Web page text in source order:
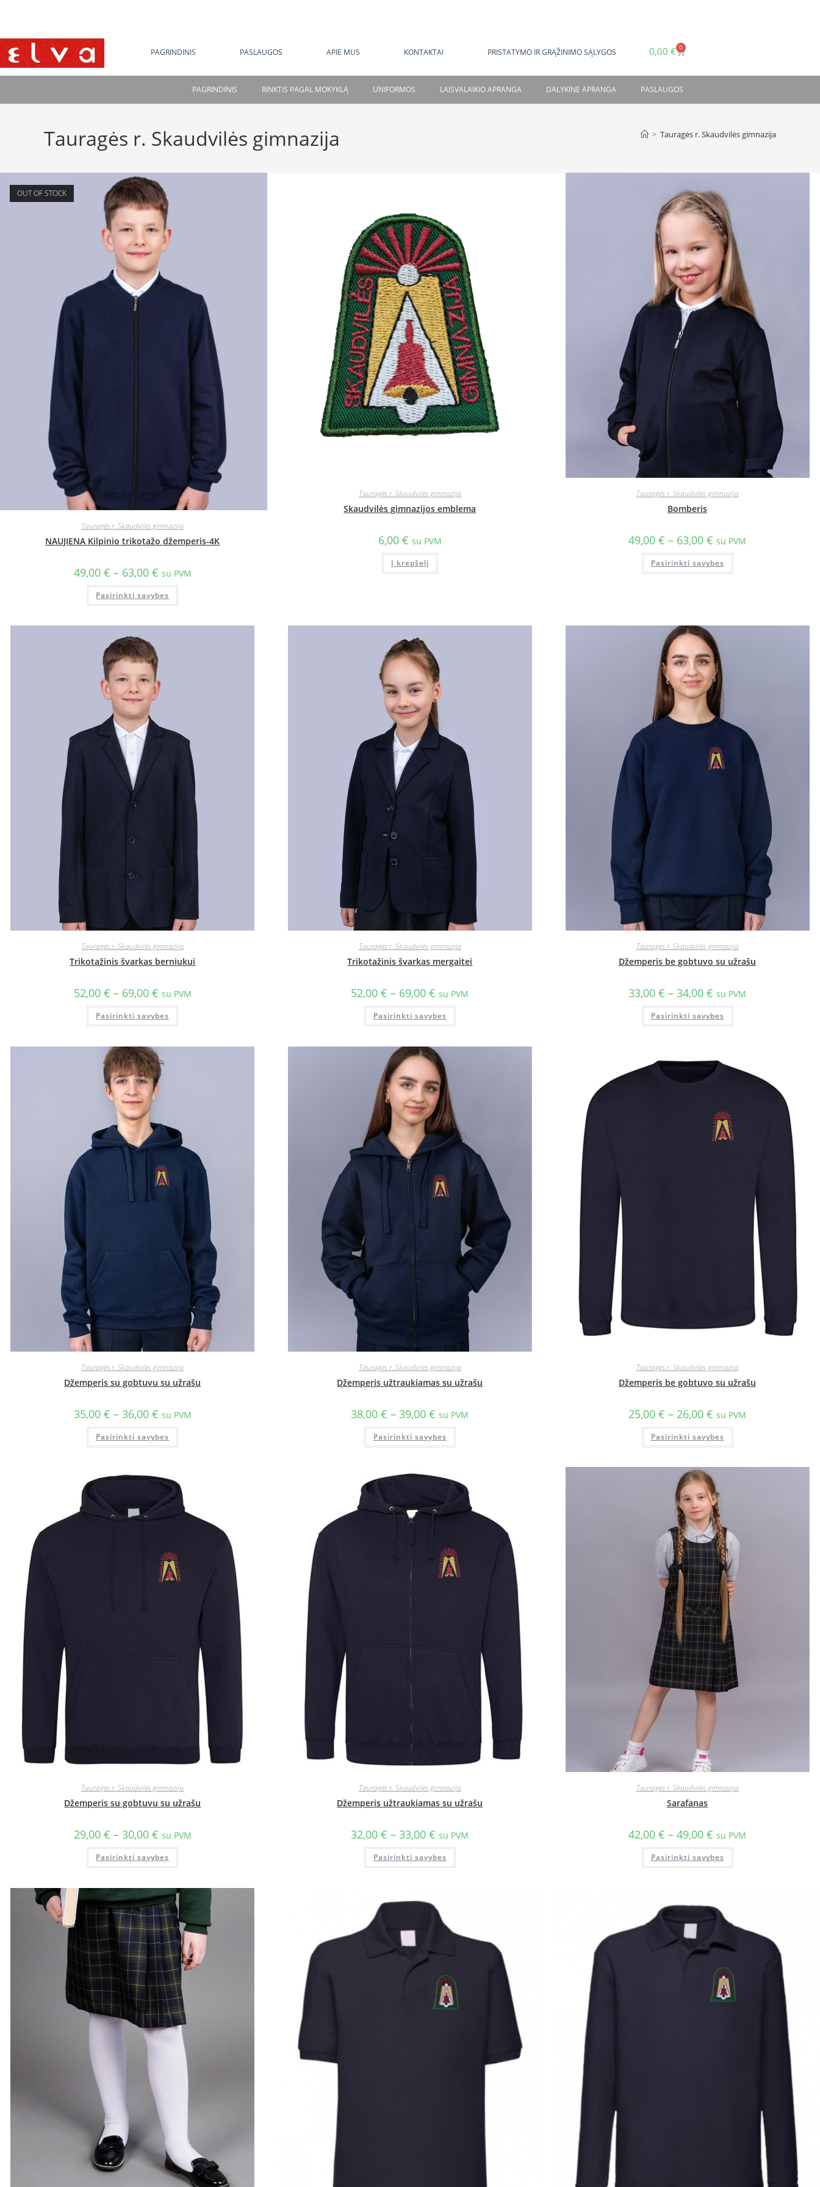
PAGRINDINIS PASLAUGOS APIE MUS KONTAKTAI PRISTATYMO IR GRĄŽINIMO SĄLYGOS 0,00 € 0
PAGRINDINIS RINKTIS PAGAL MOKYKLĄ UNIFORMOS LAISVALAIKIO APRANGA DALYKINĖ APRANGA PASLAUGOS
Tauragės r. Skaudvilės gimnazija > Tauragės r. Skaudvilės gimnazija
OUT OF STOCK
Tauragės r. Skaudvilės gimnazija
NAUJIENA Kilpinio trikotažo džemperis-4K
49,00 € – 63,00 € su PVM
Pasirinkti savybes
Tauragės r. Skaudvilės gimnazija
Skaudvilės gimnazijos emblema
6,00 € su PVM
Į krepšelį
Tauragės r. Skaudvilės gimnazija
Bomberis
49,00€ – 63,00€ su PVM
Pasirinkti savybes
Tauragės r. Skaudvilės gimnazija
Trikotažinis švarkas berniukui
52,00 € – 69,00 € su PVM
Pasirinkti savybes
Tauragės r. Skaudvilės gimnazija
Trikotažinis švarkas mergaitei
52,00€ – 69,00€ su PVM
Pasirinkti savybes
Tauragės r. Skaudvilės gimnazija
Džemperis be gobtuvo su užrašu
33,00€ – 34,00€ su PVM
Pasirinkti savybes
Tauragės r. Skaudvilės gimnazija
Džemperis su gobtuvu su užrašu
35,00 € – 36,00 € su PVM
Pasirinkti savybes
Tauragės r. Skaudvilės gimnazija
Džemperis užtraukiamas su užrašu
38,00€ – 39,00€ su PVM
Pasirinkti savybes
Tauragės r. Skaudvilės gimnazija
Džemperis be gobtuvo su užrašu
25,00€ – 26,00€ su PVM
Pasirinkti savybes
Tauragės r. Skaudvilės gimnazija
Džemperis su gobtuvu su užrašu
29,00 € – 30,00 € su PVM
Pasirinkti savybes
Tauragės r. Skaudvilės gimnazija
Džemperis užtraukiamas su užrašu
32,00€ – 33,00€ su PVM
Pasirinkti savybes
Tauragės r. Skaudvilės gimnazija
Sarafanas
42,00€ – 49,00€ su PVM
Pasirinkti savybes